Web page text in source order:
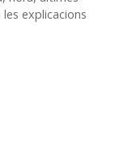
explicacions